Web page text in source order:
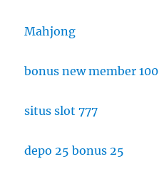
Mahjong
bonus new member 100
situs slot 777
depo 25 bonus 25